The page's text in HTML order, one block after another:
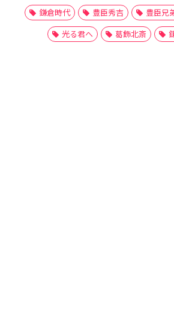
鎌倉時代
豊臣秀吉 豊臣兄
光る君へ
葛飾北斎